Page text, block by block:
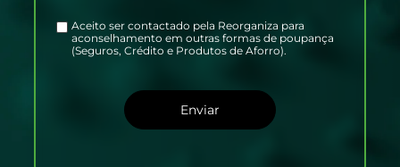
Aceito ser contactado pela Reorganiza para
aconselhamento em outras formas de poupança
(Seguros, Crédito e Produtos de Aforro).
Enviar